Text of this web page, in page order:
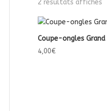
2 résultats affichés
Coupe-ongles
4,00€